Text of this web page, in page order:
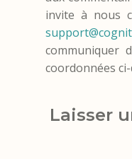
invite à nous
communiquer
coordonnées ci-
Laisser